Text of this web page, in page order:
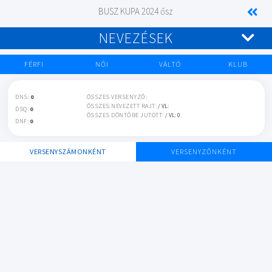
BUSZ KUPA 2024 ősz
NEVEZÉSEK
FÉRFI NŐI VÁLTÓ KLUB
DNS: 0
DSQ: 0
DNF: 0
ÖSSZES VERSENYZŐ:
ÖSSZES NEVEZETT RAJT:/ VL:
ÖSSZES DÖNTŐBE JUTOTT: / VL: 0
VERSENYSZÁMONKÉNT VERSENYZŐNKÉNT